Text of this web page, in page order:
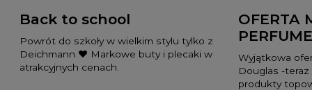
Back to school
Powrót do szkoły w wielkim stylu tylko z
Deichmann ❤️ Markowe buty i plecaki w
atrakcyjnych cenach.
OFERTA
Wyjątkowa
Douglas -
produkty